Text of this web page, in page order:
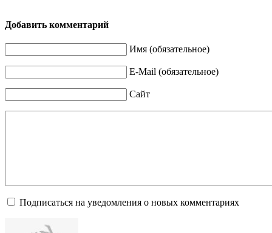
Добавить комментарий
Имя (обязательное)
E-Mail (обязательное)
Сайт
Подписаться на уведомления о новых комментариях